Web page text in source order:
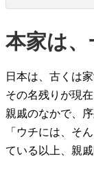
本家は
日本は、古くは
その名残りが現
親戚のなかで、
「ウチには、そ
ている以上、親